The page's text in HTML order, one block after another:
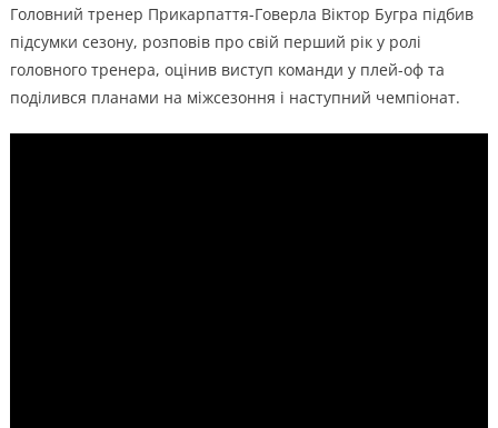
Головний тренер Прикарпаття-Говерла Віктор Бугра підбив
підсумки сезону, розповів про свій перший рік у ролі
головного тренера, оцінив виступ команди у плей-оф та
поділився планами на міжсезоння і наступний чемпіонат.